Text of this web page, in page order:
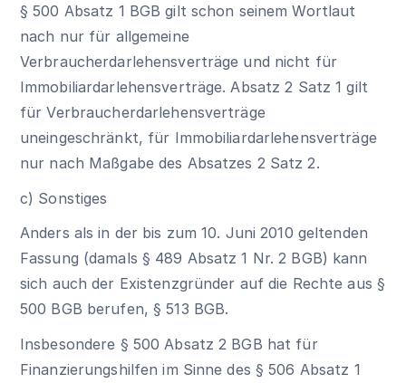
§ 500 Absatz 1 BGB gilt schon seinem Wortlaut
nach nur für allgemeine
Verbraucherdarlehensverträge und nicht für
Immobiliardarlehensverträge. Absatz 2 Satz 1 gilt
für Verbraucherdarlehensverträge
uneingeschränkt, für Immobiliardarlehensverträge
nur nach Maßgabe des Absatzes 2 Satz 2.
c) Sonstiges
Anders als in der bis zum 10. Juni 2010 geltenden
Fassung (damals § 489 Absatz 1 Nr. 2 BGB) kann
sich auch der Existenzgründer auf die Rechte aus §
500 BGB berufen,§ 513 BGB.
Insbesondere § 500 Absatz 2 BGB hat für
Finanzierungshilfen im Sinne des § 506 Absatz 1